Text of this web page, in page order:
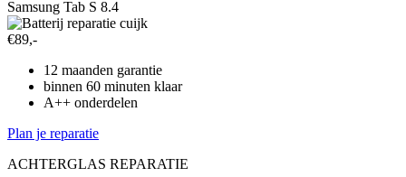
Samsung Tab S 8.4
€89,-
12 maanden garantie
binnen 60 minuten klaar
A++ onderdelen
Plan je reparatie
ACHTERGLAS REPARATIE